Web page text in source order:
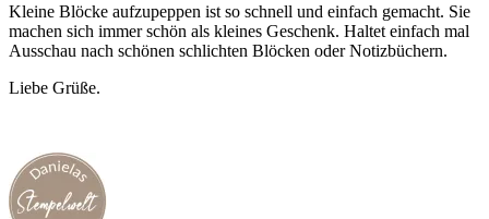
Kleine Blöcke aufzupeppen ist so schnell und einfach gemacht. Sie
machen sich immer schön als kleines Geschenk. Haltet einfach mal
Ausschau nach schönen schlichten Blöcken oder Notizbüchern.
Liebe Grüße.